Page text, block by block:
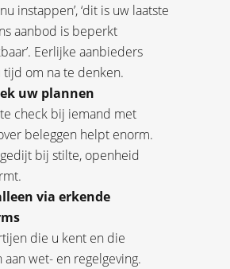
instappen’, ‘dit is uw laatste
aanbod is beperkt
Eerlijke aanbieders
tijd om na te denken.
uw plannen
check bij iemand met
beleggen helpt enorm.
bij stilte, openheid
via erkende
die u kent en die
aan wet- en regelgeving.